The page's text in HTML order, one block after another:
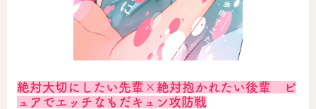
ロサージュノベルス
コミックガルド
絶対大切にしたい先輩×絶対抱かれたい後輩 ピ
ュアでエッチなもだキュン攻防戦